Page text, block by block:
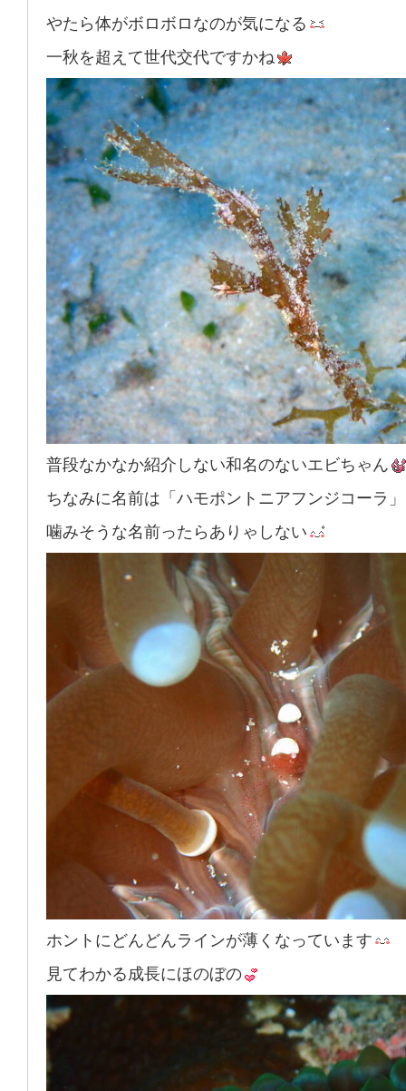
やたら体がボロボロなのが気になる
一秋を超えて世代交代ですかね
普段なかなか紹介しない和名のないエビちゃん
ちなみに名前は「ハモポントニアフンジコーラ」
噛みそうな名前ったらありゃしない
ホントにどんどんラインが薄くなっています
見てわかる成長にほのぼの